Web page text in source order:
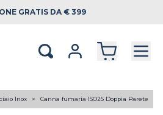
GRATIS DA € 399
Inox Canna fumaria ISO25 Doppia Parete